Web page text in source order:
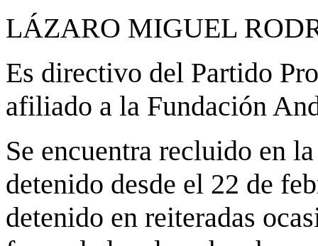
LÁZARO MIGUEL
Es directivo del Partido
afiliado a la Fundación
Se encuentra recluido en
detenido desde el 22 de
detenido en reiteradas